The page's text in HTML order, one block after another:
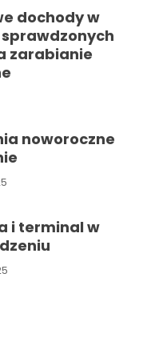
dochody w
sprawdzonych
zarabianie
noworoczne
i terminal w